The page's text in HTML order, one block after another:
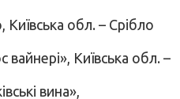
обл. – Срібло
вайнері», Київська обл. –
вина»,